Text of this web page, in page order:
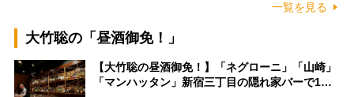
一覧を見る
大竹聡の「昼酒御免！」
【大竹聡の昼酒御免！】「ネグローニ」「山崎」
「マンハッタン」新宿三丁目の隠れ家バーで1…